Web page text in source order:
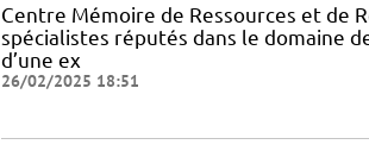
Centre Mémoire de Ressources et de
spécialistes réputés dans le domaine
d’une ex
26/02/2025 18:51